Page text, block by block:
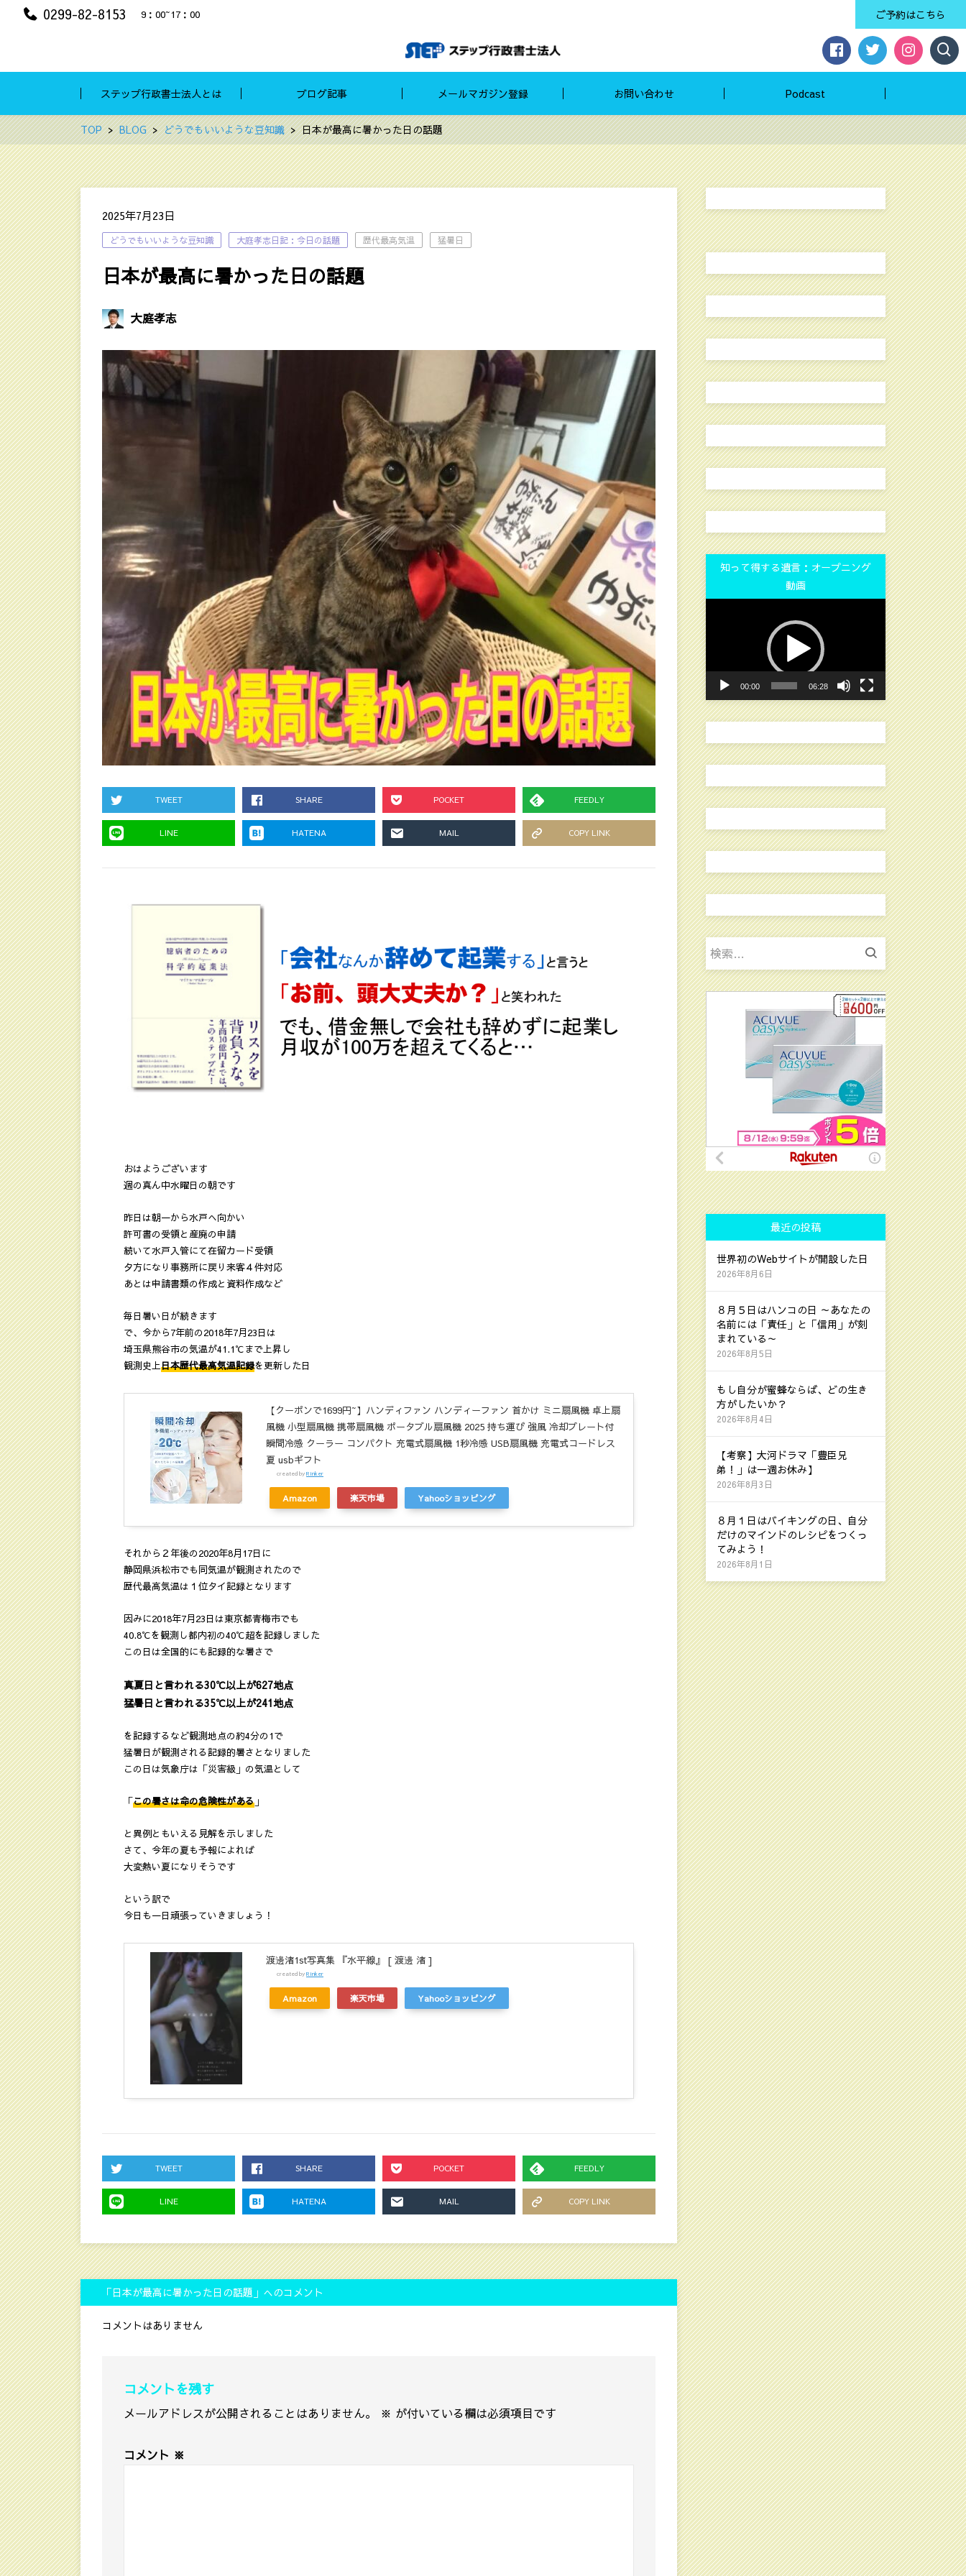
0299-82-8153 9：00~17：00 ご予約はこちら
ステップ行政書士法人とは ブログ記事 メールマガジン登録 お問い合わせ Podcast
TOP BLOG どうでもいいような豆知識 日本が最高に暑かった日の話題
2025年7月23日
どうでもいいような豆知識 大庭孝志日記：今日の話題 歴代最高気温 猛暑日
日本が最高に暑かった日の話題
大庭孝志
TWEET SHARE POCKET FEEDLY
LINE HATENA MAIL COPY LINK
おはようございます
週の真ん中水曜日の朝です
昨日は朝一から水戸へ向かい
許可書の受領と産廃の申請
続いて水戸入管にて在留カード受領
夕方になり事務所に戻り来客４件対応
あとは申請書類の作成と資料作成など
毎日暑い日が続きます
で、今から7年前の2018年7月23日は
埼玉県熊谷市の気温が41.1℃まで上昇し
観測史上日本歴代最高気温記録を更新した日
【クーポンで1699円~】ハンディファン ハンディーファン 首かけ ミニ扇風機 卓上扇
風機 小型扇風機 携帯扇風機 ポータブル扇風機 2025 持ち運び 強風 冷却プレート付
瞬間冷感 クーラー コンパクト 充電式扇風機 1秒冷感 USB扇風機 充電式コードレス
夏 usbギフト
created byRinker
Amazon 楽天市場 Yahooショッピング
それから２年後の2020年8月17日に
静岡県浜松市でも同気温が観測されたので
歴代最高気温は１位タイ記録となります
因みに2018年7月23日は東京都青梅市でも
40.8℃を観測し都内初の40℃超を記録しました
この日は全国的にも記録的な暑さで
真夏日と言われる30℃以上が627地点
猛暑日と言われる35℃以上が241地点
を記録するなど観測地点の約4分の1で
猛暑日が観測される記録的暑さとなりました
この日は気象庁は「災害級」の気温として
「この暑さは命の危険性がある 」
と異例ともいえる見解を示しました
さて、今年の夏も予報によれば
大変熱い夏になりそうです
という訳で
今日も一日頑張っていきましょう！
渡邊渚1st写真集 『水平線』 [ 渡邊 渚 ]
created byRinker
Amazon 楽天市場 Yahooショッピング
TWEET SHARE POCKET FEEDLY
LINE HATENA MAIL COPY LINK
「日本が最高に暑かった日の話題」へのコメント
コメントはありません
コメントを残す
メールアドレスが公開されることはありません。 ※ が付いている欄は必須項目です
コメント ※
知って得する遺言：オープニング
動画
動
画
プ
レ
ー
ヤ
ー
00:00 06:28
検
索:
最近の投稿
世界初のWebサイトが開設した日
2026年8月6日
８月５日はハンコの日 ～あなたの
名前には「責任」と「信用」が刻
まれている～
2026年8月5日
もし自分が蜜蜂ならば、どの生き
方がしたいか？
2026年8月4日
【考察】大河ドラマ「豊臣兄
弟！」は一週お休み】
2026年8月3日
８月１日はバイキングの日、自分
だけのマインドのレシピをつくっ
てみよう！
2026年8月1日